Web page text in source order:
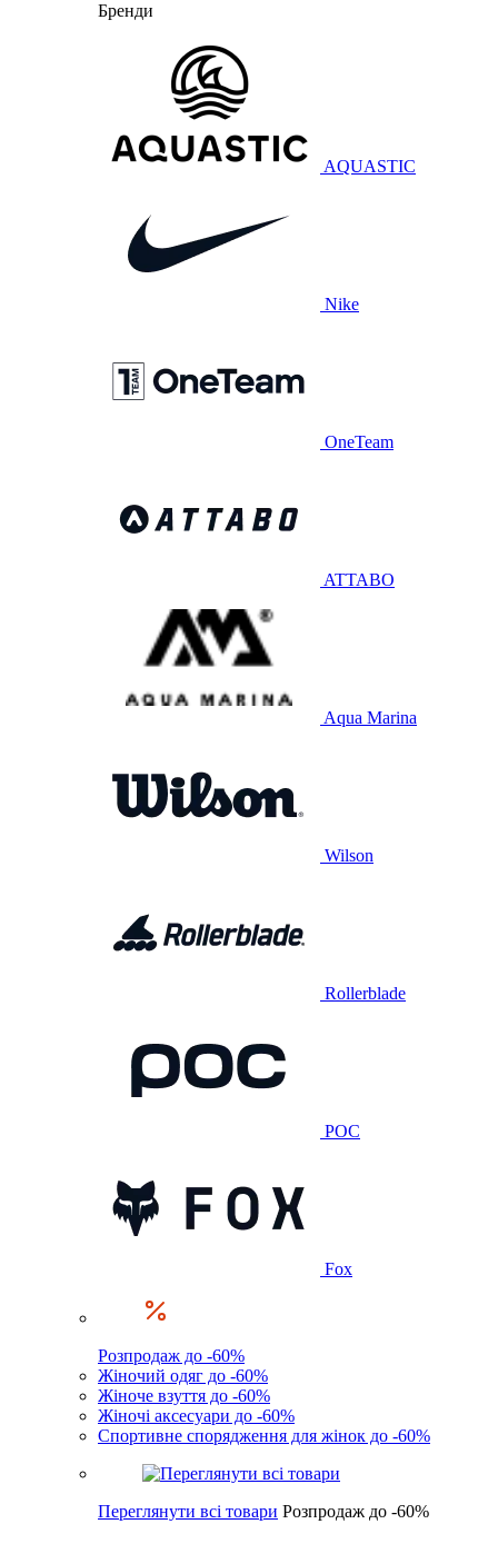
Бренди
AQUASTIC
Nike
OneTeam
ATTABO
Aqua Marina
Wilson
Rollerblade
POC
Fox
Розпродаж до -60%
Жіночий одяг до -60%
Жіноче взуття до -60%
Жіночі аксесуари до -60%
Спортивне спорядження для жінок до -60%
Переглянути всі товари Розпродаж до -60%